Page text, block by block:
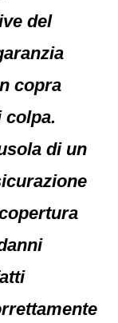
del
copra
colpa.
di un